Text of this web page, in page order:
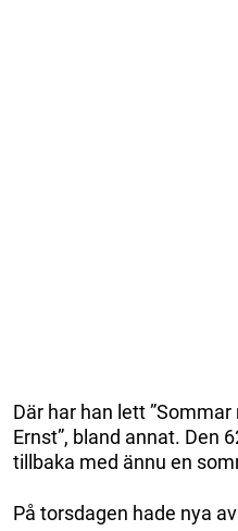
Där har han lett ”Sommar
Ernst”, bland annat. Den
tillbaka med ännu en
På torsdagen hade nya